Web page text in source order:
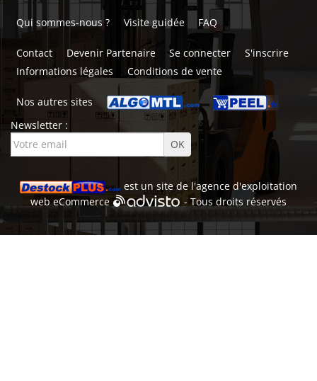
Qui sommes-nous ? Visite guidée FAQ
Contact Devenir Partenaire Se connecter
S'inscrire
Informations légales
Conditions de vente
Nos autres sites
Newsletter :
est un site de l'agence d'exploitation
webeCommerce - Tous droits réservés